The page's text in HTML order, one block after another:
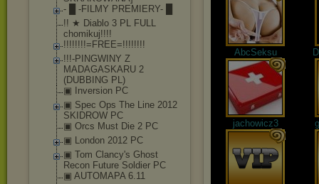
- █ -FILMY PREMIERY- █
!! ★ Diablo 3 PL FULL
chomikuj!!!!
!!!!!!!!=FREE=!!!!!!!!
!!!-PINGWINY Z
MADAGASKARU 2
(DUBBING PL)
▣ Inversion PC
▣ Spec Ops The Line 2012
SKIDROW PC
▣ Orcs Must Die 2 PC
▣ London 2012 PC
▣ Tom Clancy's Ghost
Recon Future Soldier PC
▣ AUTOMAPA 6.11
AbcSeksu
jachowicz3